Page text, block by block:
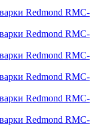
Redmond RMC-
Redmond RMC-
Redmond RMC-
Redmond RMC-
Redmond RMC-
Redmond RMC-